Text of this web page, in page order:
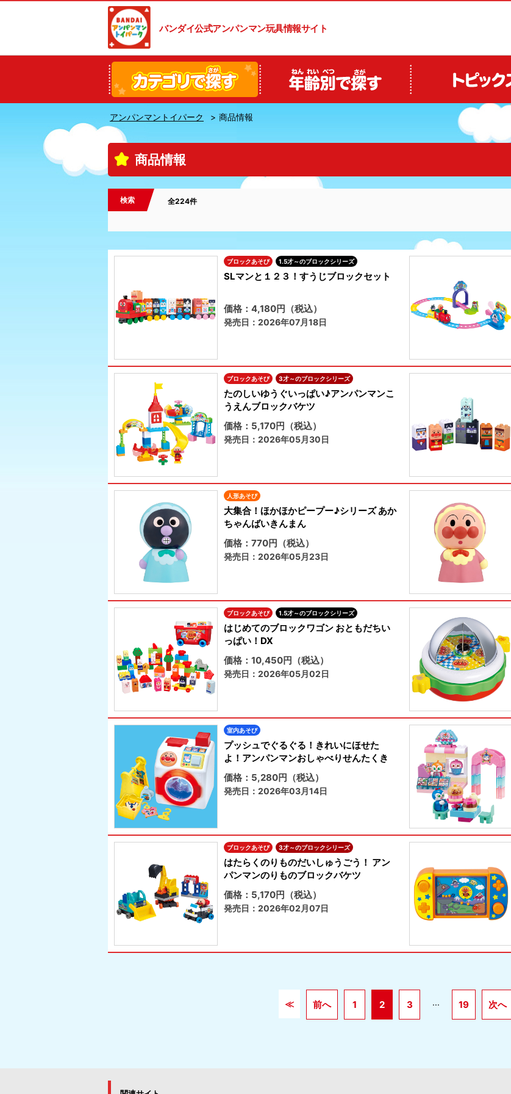
バンダイ公式アンパンマン玩具情報サイト
アンパンマントイパーク 商品情報
商品情報
検索 全224件
ブロックあそび 1.5才～のブロックシリーズ
SLマンと１２３！すうじブロックセット
価格：4,180円（税込）
発売日：2026年07月18日
ブロックあそび 3才～のブロックシリーズ
たのしいゆうぐいっぱい♪アンパンマンこ
うえんブロックバケツ
価格：5,170円（税込）
発売日：2026年05月30日
人形あそび
大集合！ほかほかピープー♪シリーズ あか
ちゃんばいきんまん
価格：770円（税込）
発売日：2026年05月23日
ブロックあそび 1.5才～のブロックシリーズ
はじめてのブロックワゴン おともだちい
っぱい！DX
価格：10,450円（税込）
発売日：2026年05月02日
室内あそび
プッシュでぐるぐる！きれいにほせた
よ！アンパンマンおしゃべりせんたくき
価格：5,280円（税込）
発売日：2026年03月14日
ブロックあそび 3才～のブロックシリーズ
はたらくのりものだいしゅうごう！ アン
パンマンのりものブロックバケツ
価格：5,170円（税込）
発売日：2026年02月07日
≪ 前へ 1 2 3 ... 19 次へ